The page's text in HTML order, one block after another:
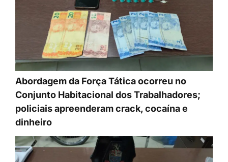
Abordagem da Força Tática ocorreu no
Conjunto Habitacional dos Trabalhadores;
policiais apreenderam crack, cocaína e
dinheiro